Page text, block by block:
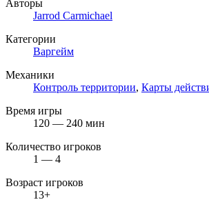
Авторы
Jarrod Carmichael
Категории
Варгейм
Механики
Контроль территории, Карты
Время игры
120 — 240 мин
Количество игроков
1 — 4
Возраст игроков
13+